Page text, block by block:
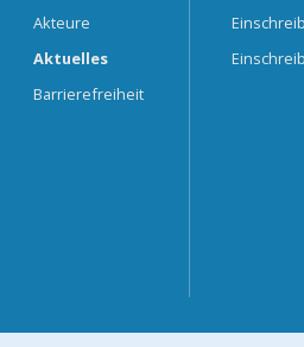
Akteure
Aktuelles
Barrierefreiheit